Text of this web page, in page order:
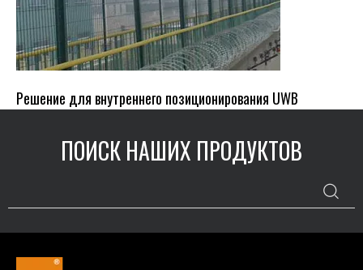
Решение для внутреннего позиционирования UWB
ПОИСК НАШИХ ПРОДУКТОВ